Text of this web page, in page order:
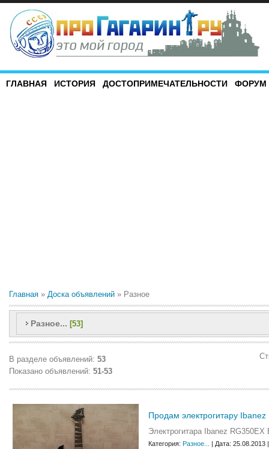
ГЛАВНАЯ ИСТОРИЯ ДОСТОПРИМЕЧАТЕЛЬНОСТИ ФОРУМ
Главная » Доска объявлений » Разное
Разное... [53]
В разделе объявлений: 53
Показано объявлений: 51-53
Продам электрогитару
Электрогитара Ibanez
Категория: Разное... | Дата: